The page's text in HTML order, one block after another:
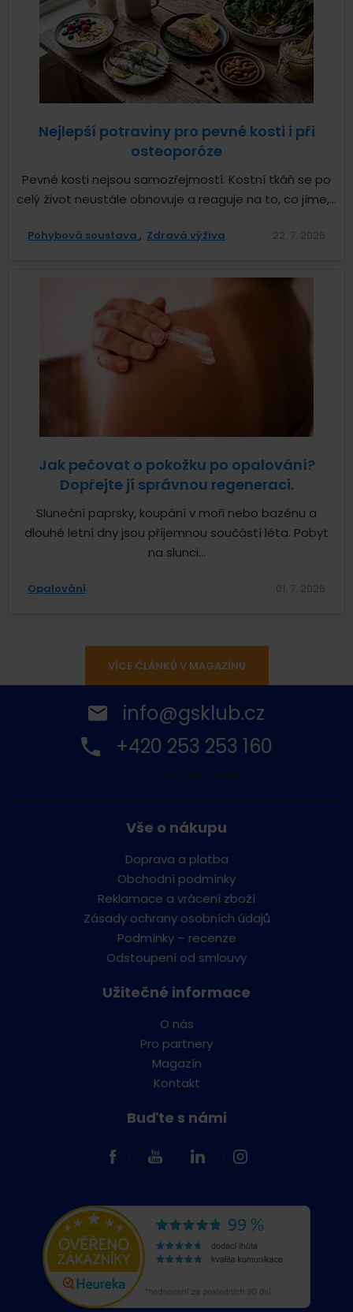
Nejlepší potraviny pro pevné kosti i při
osteoporóze
Pevné kosti nejsou samozřejmostí. Kostní tkáň se po
celý život neustále obnovuje a reaguje na to, co jíme,...
Pohybová soustava Zdravá výživa 22. 7. 2026
Jak pečovat o pokožku po opalování?
Dopřejte jí správnou regeneraci.
Sluneční paprsky, koupání v moři nebo bazénu a
dlouhé letní dny jsou příjemnou součástí léta. Pobyt
na slunci...
Opalování 01. 7. 2026
VÍCE ČLÁNKŮ V MAGAZÍNU
info@gsklub.cz
+420 253 253 160
Vše o nákupu
Doprava a platba
Obchodní podmínky
Reklamace a vrácení zboží
Zásady ochrany osobních údajů
Podmínky – recenze
Odstoupení od smlouvy
Užitečné informace
O nás
Pro partnery
Magazín
Kontakt
Buďte s námi